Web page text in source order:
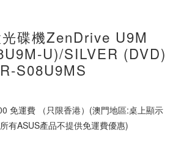
碟機ZenDrive U9M
U)/SILVER (DVD)
S08U9MS
免運費 （只限香港）(澳門地區:桌上顯示
有ASUS產品不提供免運費優惠)